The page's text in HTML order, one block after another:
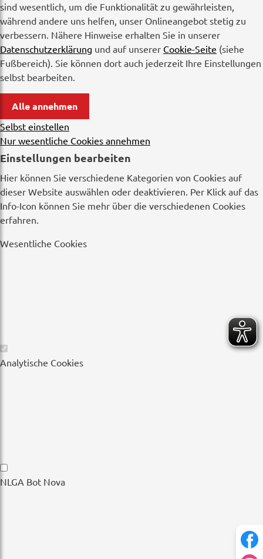
sind wesentlich, um die Funktionalität zu gewährleisten,
während andere uns helfen, unser Onlineangebot stetig zu
verbessern. Nähere Hinweise erhalten Sie in unserer
Datenschutzerklärung und auf unserer Cookie-Seite (siehe
Fußbereich). Sie können dort auch jederzeit Ihre Einstellungen
selbst bearbeiten.
Alle annehmen
Selbst einstellen
Nur wesentliche Cookies annehmen
Einstellungen bearbeiten
Hier können Sie verschiedene Kategorien von Cookies auf
dieser Website auswählen oder deaktivieren. Per Klick auf das
Info-Icon können Sie mehr über die verschiedenen Cookies
erfahren.
Wesentliche Cookies
Wesentliche
Cookies
Analytische Cookies
Analytische
Cookies
NLGA Bot Nova